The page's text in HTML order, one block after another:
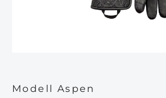
Modell Aspen